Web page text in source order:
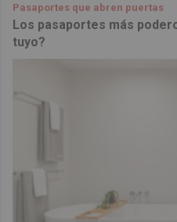
Pasaportes que abren puertas
Los pasaportes más
tuyo?